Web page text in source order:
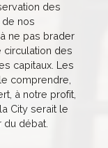
des
nos
ne pas brader
circulation des
capitaux. Les
comprendre,
à notre profit,
City serait le
débat.